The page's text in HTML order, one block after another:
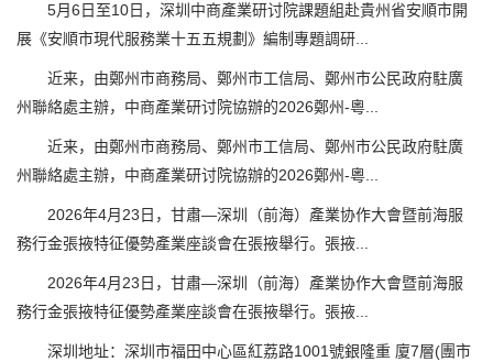
5月6日至10日，深圳中商產業研讨院課題組赴貴州省安順市開
展《安順市現代服務業十五五規劃》編制專題調研...
近来，由鄭州市商務局、鄭州市工信局、鄭州市公民政府駐廣
州聯絡處主辦，中商產業研讨院協辦的2026鄭州-粵...
近来，由鄭州市商務局、鄭州市工信局、鄭州市公民政府駐廣
州聯絡處主辦，中商產業研讨院協辦的2026鄭州-粵...
2026年4月23日，甘肅—深圳（前海）產業协作大會暨前海服
務行金張掖特征優勢產業座談會在張掖舉行。張掖...
2026年4月23日，甘肅—深圳（前海）產業协作大會暨前海服
務行金張掖特征優勢產業座談會在張掖舉行。張掖...
深圳地址：深圳市福田中心區紅荔路1001號銀隆重 廈7層(團市